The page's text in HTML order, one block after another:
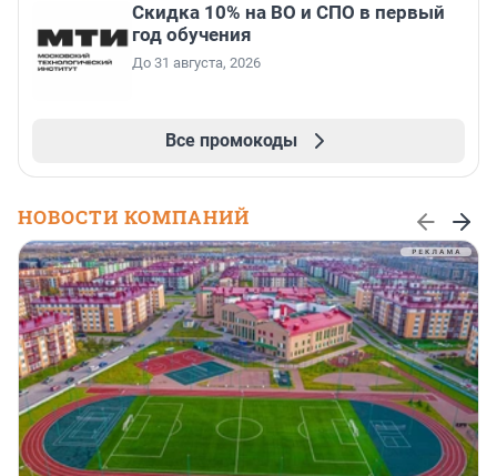
Скидка 10% на ВО и СПО в первый
год обучения
До 31 августа, 2026
Все промокоды
НОВОСТИ КОМПАНИЙ